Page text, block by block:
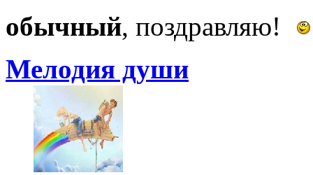
обычный, поздравляю!
Мелодия души